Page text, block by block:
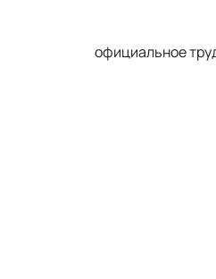
официальное